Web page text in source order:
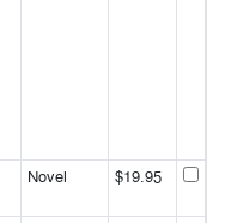
Novel $19.95